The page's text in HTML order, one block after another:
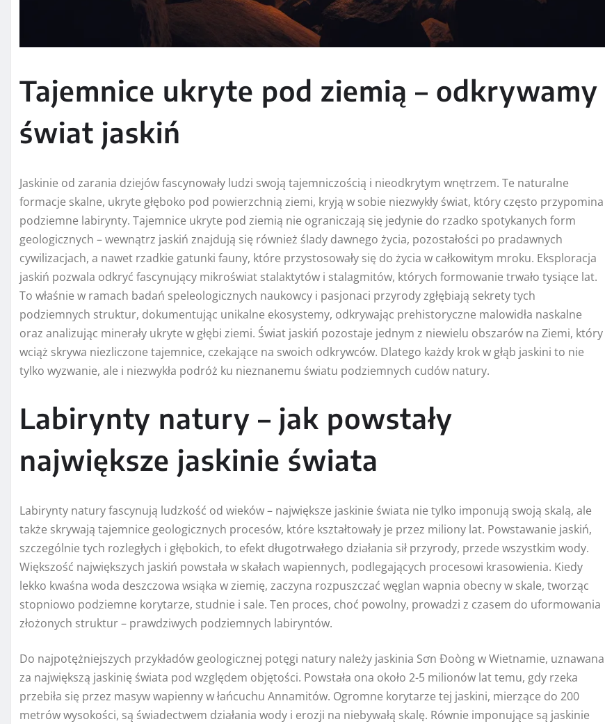
Tajemnice ukryte pod ziemią – odkrywamy
świat jaskiń
Jaskinie od zarania dziejów fascynowały ludzi swoją tajemniczością i nieodkrytym wnętrzem. Te naturalne
formacje skalne, ukryte głęboko pod powierzchnią ziemi, kryją w sobie niezwykły świat, który często przypomina
podziemne labirynty. Tajemnice ukryte pod ziemią nie ograniczają się jedynie do rzadko spotykanych form
geologicznych – wewnątrz jaskiń znajdują się również ślady dawnego życia, pozostałości po pradawnych
cywilizacjach, a nawet rzadkie gatunki fauny, które przystosowały się do życia w całkowitym mroku. Eksploracja
jaskiń pozwala odkryć fascynujący mikroświat stalaktytów i stalagmitów, których formowanie trwało tysiące lat.
To właśnie w ramach badań speleologicznych naukowcy i pasjonaci przyrody zgłębiają sekrety tych
podziemnych struktur, dokumentując unikalne ekosystemy, odkrywając prehistoryczne malowidła naskalne
oraz analizując minerały ukryte w głębi ziemi. Świat jaskiń pozostaje jednym z niewielu obszarów na Ziemi, który
wciąż skrywa niezliczone tajemnice, czekające na swoich odkrywców. Dlatego każdy krok w głąb jaskini to nie
tylko wyzwanie, ale i niezwykła podróż ku nieznanemu światu podziemnych cudów natury.
Labirynty natury – jak powstały
największe jaskinie świata
Labirynty natury fascynują ludzkość od wieków – największe jaskinie świata nie tylko imponują swoją skalą, ale
także skrywają tajemnice geologicznych procesów, które kształtowały je przez miliony lat. Powstawanie jaskiń,
szczególnie tych rozległych i głębokich, to efekt długotrwałego działania sił przyrody, przede wszystkim wody.
Większość największych jaskiń powstała w skałach wapiennych, podlegających procesowi krasowienia. Kiedy
lekko kwaśna woda deszczowa wsiąka w ziemię, zaczyna rozpuszczać węglan wapnia obecny w skale, tworząc
stopniowo podziemne korytarze, studnie i sale. Ten proces, choć powolny, prowadzi z czasem do uformowania
złożonych struktur – prawdziwych podziemnych labiryntów.
Do najpotężniejszych przykładów geologicznej potęgi natury należy jaskinia Sơn Đoòng w Wietnamie, uznawana
za największą jaskinię świata pod względem objętości. Powstała ona około 2-5 milionów lat temu, gdy rzeka
przebiła się przez masyw wapienny w łańcuchu Annamitów. Ogromne korytarze tej jaskini, mierzące do 200
metrów wysokości, są świadectwem działania wody i erozji na niebywałą skalę. Równie imponujące są jaskinie